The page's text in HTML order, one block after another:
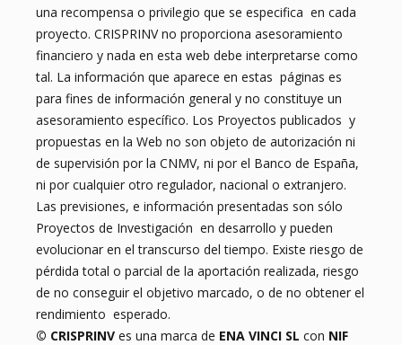
una recompensa o privilegio que se especifica en cada
proyecto. CRISPRINV no proporciona asesoramiento
financiero y nada en esta web debe interpretarse como
tal. La información que aparece en estas páginas es
para fines de información general y no constituye un
asesoramiento específico. Los Proyectos publicados y
propuestas en la Web no son objeto de autorización ni
de supervisión por la CNMV, ni por el Banco de España,
ni por cualquier otro regulador, nacional o extranjero.
Las previsiones, e información presentadas son sólo
Proyectos de Investigación en desarrollo y pueden
evolucionar en el transcurso del tiempo. Existe riesgo de
pérdida total o parcial de la aportación realizada, riesgo
de no conseguir el objetivo marcado, o de no obtener el
rendimiento esperado.
© CRISPRINV es una marca de ENA VINCI SL con NIF